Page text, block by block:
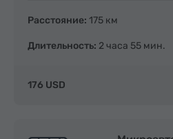
Расстояние: 175 км
Длительность: 2 часа 55 мин.
176 USD